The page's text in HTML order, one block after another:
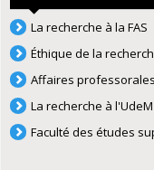
La recherche à la FAS
Éthique de la
Affaires professorales
La recherche à l'UdeM
Faculté des études